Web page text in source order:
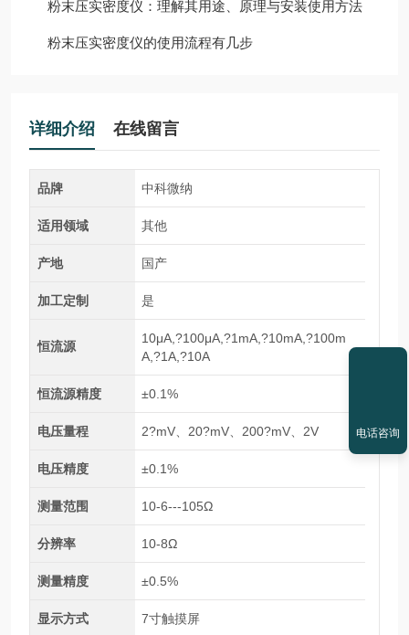
粉末压实密度仪：理解其用途、原理与安装使用方法
粉末压实密度仪的使用流程有几步
详细介绍 在线留言
品牌 中科微纳
适用领域 其他
产地 国产
加工定制 是
恒流源
10μA,?100μA,?1mA,?10mA,?100m
A,?1A,?10A
恒流源精度 ±0.1%
电压量程 2?mV、20?mV、200?mV、2V
电压精度 ±0.1%
测量范围 10-6---105Ω
分辨率 10-8Ω
测量精度 ±0.5%
显示方式 7寸触摸屏
电话咨询